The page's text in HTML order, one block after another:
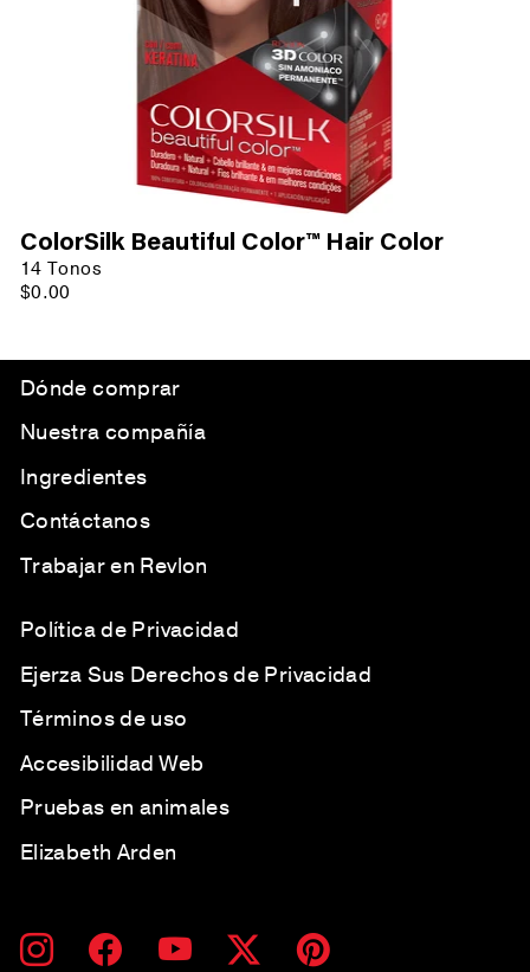
ColorSilk Beautiful Color™ Hair Color
14 Tonos
$0.00
Dónde comprar
Nuestra compañía
Ingredientes
Contáctanos
Trabajar en Revlon
Política de Privacidad
Ejerza Sus Derechos de Privacidad
Términos de uso
Accesibilidad Web
Pruebas en animales
Elizabeth Arden
SUSCRÍBETE
A
SUSCRIBIR
InstagramFacebookYouTube TwitterPinterest